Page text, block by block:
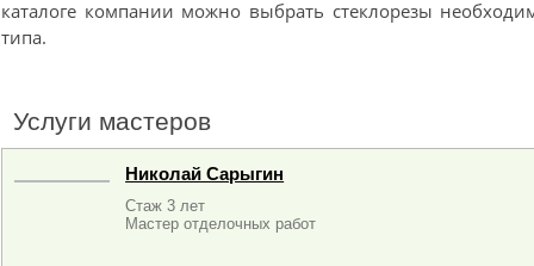
каталоге компании можно выбрать стеклорезы
типа.
Услуги мастеров
Николай Сарыгин
Стаж 3 лет
Мастер отделочных работ